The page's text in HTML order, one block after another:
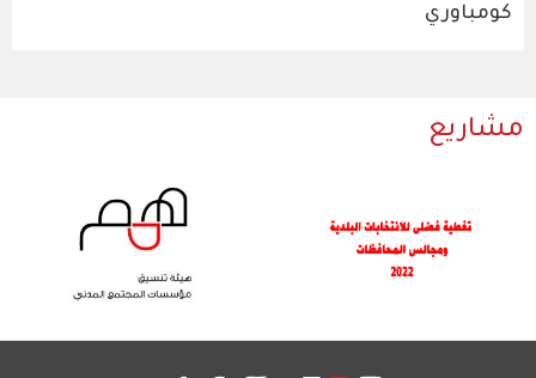
كومباوري
مشاريع